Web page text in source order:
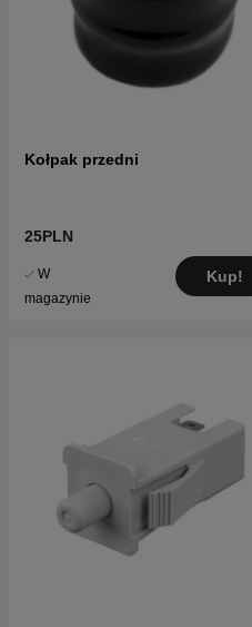
Kołpak przedni
25PLN
W
magazynie
Kup!